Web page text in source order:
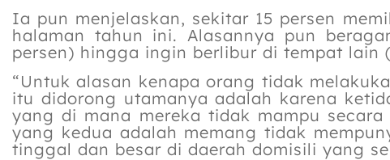
Ia pun menjelaskan, sekitar 15 persen
halaman tahun ini. Alasannya pun
persen) hingga ingin berlibur di tempat lain
“Untuk alasan kenapa orang tidak
itu didorong utamanya adalah karena
yang di mana mereka tidak mampu
yang kedua adalah memang tidak
tinggal dan besar di daerah domisili yang